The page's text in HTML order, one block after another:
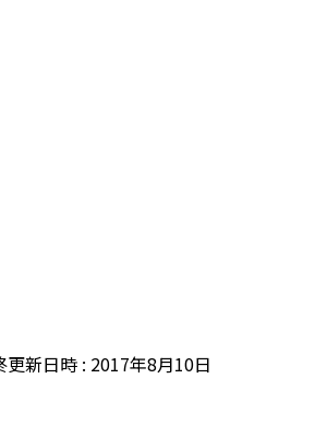
更新日時 : 2017年8月10日